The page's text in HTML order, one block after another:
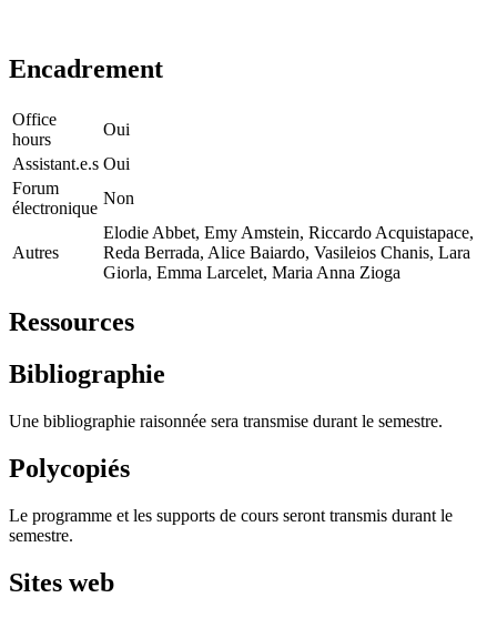
Encadrement
Office
hours
Oui
Assistant.e.s Oui
Forum
électronique
Non
Autres
Elodie Abbet, Emy Amstein, Riccardo Acquistapace,
Reda Berrada, Alice Baiardo, Vasileios Chanis, Lara
Giorla, Emma Larcelet, Maria Anna Zioga
Ressources
Bibliographie
Une bibliographie raisonnée sera transmise durant le semestre.
Polycopiés
Le programme et les supports de cours seront transmis durant le
semestre.
Sites web